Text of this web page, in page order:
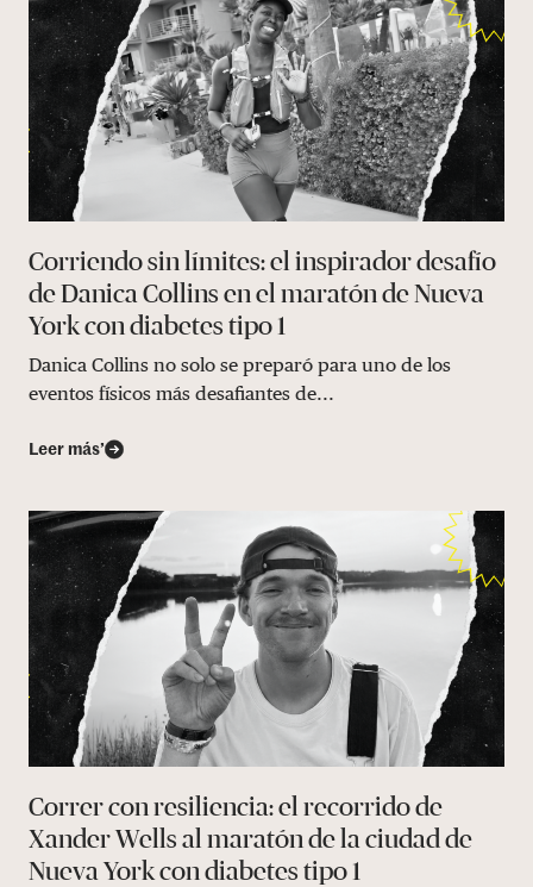
Corriendo sin límites: el inspirador desafío
de Danica Collins en el maratón de Nueva
York con diabetes tipo 1
Danica Collins no solo se preparó para uno de los
eventos físicos más desafiantes de...
Leer más’
Correr con resiliencia: el recorrido de
Xander Wells al maratón de la ciudad de
Nueva York con diabetes tipo 1